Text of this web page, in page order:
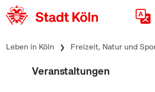
zum Inhalt springen
Leben in Köln Freizeit, Natur und
Veranstaltungen